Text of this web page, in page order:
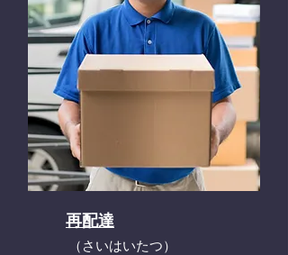
再配達
​（さいはいたつ）